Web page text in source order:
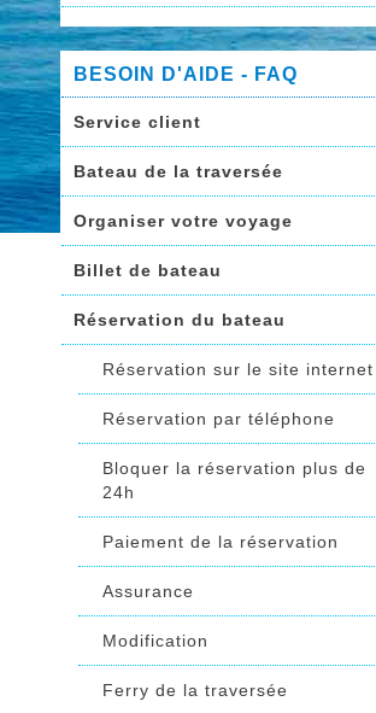
BESOIN D'AIDE - FAQ
Service client
Bateau de la traversée
Organiser votre voyage
Billet de bateau
Réservation du bateau
Réservation sur le site internet
Réservation par téléphone
Bloquer la réservation plus de
24h
Paiement de la réservation
Assurance
Modification
Ferry de la traversée